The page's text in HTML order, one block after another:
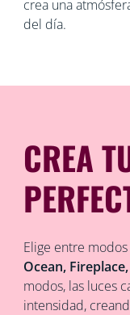
crea una
del día.
CREA
Elige entre
Ocean,
modos, las luces
intensidad,